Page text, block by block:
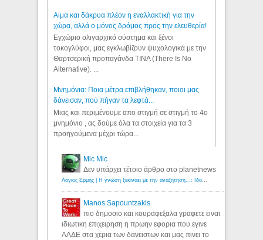
Αίμα και δάκρυα πλέον η εναλλακτική για την
χώρα, αλλά ο μόνος δρόμος προς την ελευθερία!
Εγχώριο ολιγαρχικό σύστημα και ξένοι
τοκογλύφοι, μας εγκλωβίζουν ψυχολογικά με την
Θαρτσερική προπαγάνδα TINA (There Is No
Alternative). ...
Μνημόνια: Ποια μέτρα επιβλήθηκαν, ποιοι μας
δάνεισαν, πού πήγαν τα λεφτά...
Μιας και περιμένουμε απο στιγμή σε στιγμή το 4ο
μνημόνιο , ας δούμε όλα τα στοιχεία για τα 3
προηγούμενα μέχρι τώρα...
Mic Mic
Δεν υπάρχει τέτοιο άρθρο στο planetnews
Manos Sapountzakis
πιο δημοσιο και κουραφεξαλα γραφετε ειναι
ιδιωτικη επιχειρηση η πρωην εφορια που εγινε
ΑΑΔΕ στα χερια των δανειστων και μας πινει το